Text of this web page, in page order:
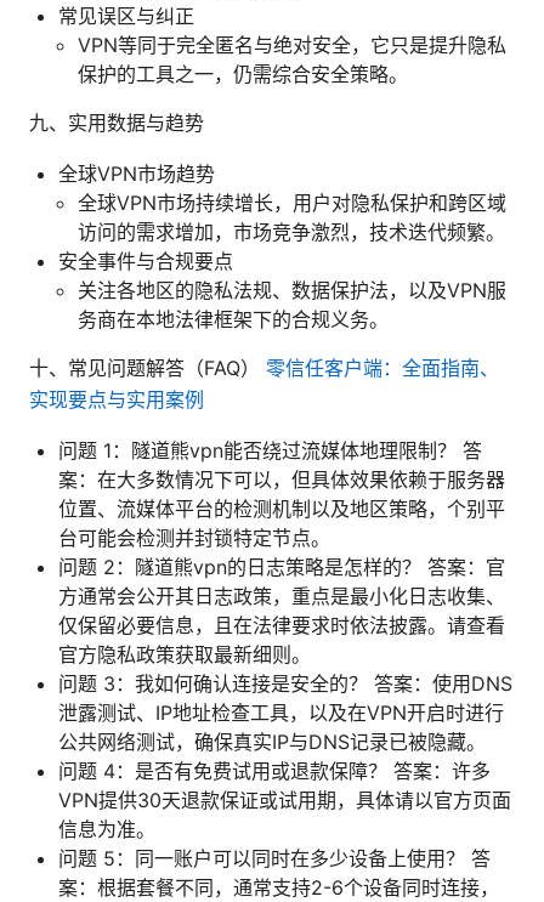
常见误区与纠正
VPN等同于完全匿名与绝对安全，它只是提升隐私
保护的工具之一，仍需综合安全策略。
九、实用数据与趋势
全球VPN市场趋势
全球VPN市场持续增长，用户对隐私保护和跨区域
访问的需求增加，市场竞争激烈，技术迭代频繁。
安全事件与合规要点
关注各地区的隐私法规、数据保护法，以及VPN服
务商在本地法律框架下的合规义务。
十、常见问题解答（FAQ） 零信任客户端：全面指南、
实现要点与实用案例
问题 1：隧道熊vpn能否绕过流媒体地理限制？ 答
案：在大多数情况下可以，但具体效果依赖于服务器
位置、流媒体平台的检测机制以及地区策略，个别平
台可能会检测并封锁特定节点。
问题 2：隧道熊vpn的日志策略是怎样的？ 答案：官
方通常会公开其日志政策，重点是最小化日志收集、
仅保留必要信息，且在法律要求时依法披露。请查看
官方隐私政策获取最新细则。
问题 3：我如何确认连接是安全的？ 答案：使用DNS
泄露测试、IP地址检查工具，以及在VPN开启时进行
公共网络测试，确保真实IP与DNS记录已被隐藏。
问题 4：是否有免费试用或退款保障？ 答案：许多
VPN提供30天退款保证或试用期，具体请以官方页面
信息为准。
问题 5：同一账户可以同时在多少设备上使用？ 答
案：根据套餐不同，通常支持2-6个设备同时连接，